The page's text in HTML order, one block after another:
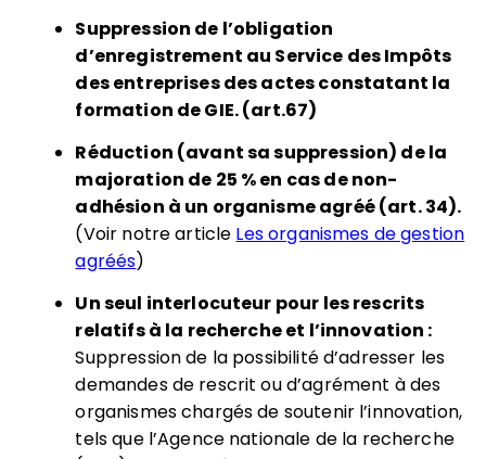
Suppression de l’obligation
d’enregistrement au Service des Impôts
des entreprises des actes constatant la
formation de GIE. (art.67)
Réduction (avant sa suppression) de la
majoration de 25 % en cas de non-
adhésion à un organisme agréé (art. 34).
(Voir notre article Les organismes de gestion
agréés)
Un seul interlocuteur pour les rescrits
relatifs à la recherche et l’innovation :
Suppression de la possibilité d’adresser les
demandes de rescrit ou d’agrément à des
organismes chargés de soutenir l’innovation,
tels que l’Agence nationale de la recherche